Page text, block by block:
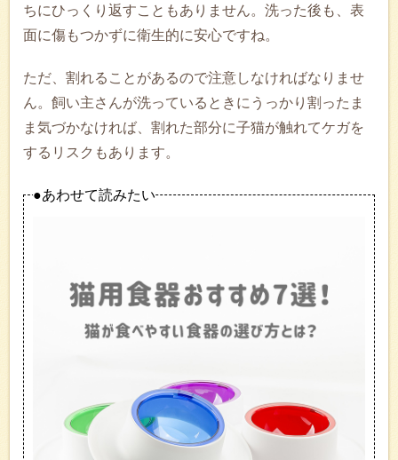
ちにひっくり返すこともありません。洗った後も、表
面に傷もつかずに衛生的に安心ですね。
ただ、割れることがあるので注意しなければなりませ
ん。飼い主さんが洗っているときにうっかり割ったま
ま気づかなければ、割れた部分に子猫が触れてケガを
するリスクもあります。
●あわせて読みたい